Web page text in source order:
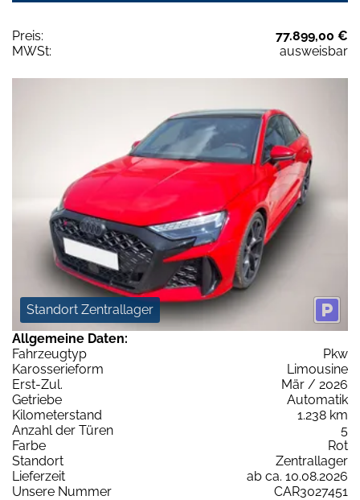
Preis:
77.899,00 €
MWSt:
ausweisbar
Standort Zentrallager
Allgemeine Daten:
Fahrzeugtyp
Pkw
Karosserieform
Limousine
Erst-Zul.
Mär / 2026
Getriebe
Automatik
Kilometerstand
1.238 km
Anzahl der Türen
5
Farbe
Rot
Standort
Zentrallager
Lieferzeit
ab ca. 10.08.2026
Unsere Nummer
CAR3027451